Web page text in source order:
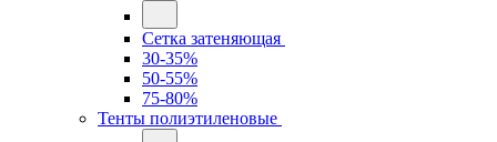
Сетка затеняющая
30-35%
50-55%
75-80%
Тенты полиэтиленовые